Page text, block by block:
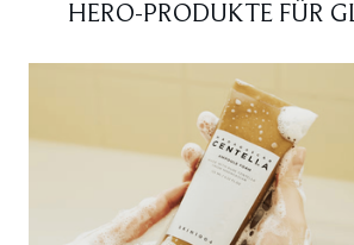
HERO-PRODUKTE FÜR